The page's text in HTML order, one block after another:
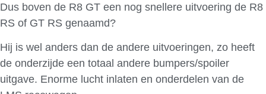
Dus boven de R8 GT een nog snellere uitvoering de R8
RS of GT RS genaamd?
Hij is wel anders dan de andere uitvoeringen, zo heeft
de onderzijde een totaal andere bumpers/spoiler
uitgave. Enorme lucht inlaten en onderdelen van de